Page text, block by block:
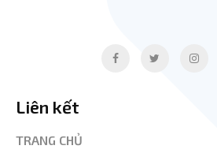
Liên kết
TRANG CHỦ